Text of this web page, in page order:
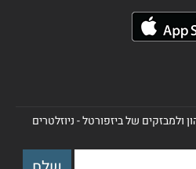
ולמבזקים של ביזפורטל - ניוזלטרים